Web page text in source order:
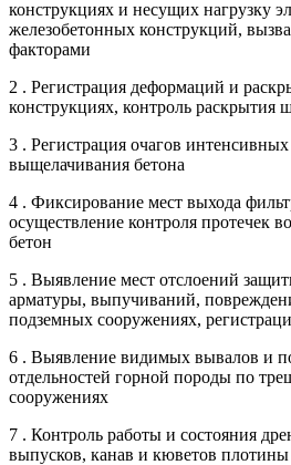
конструкциях и несущих нагрузку
железобетонных конструкций,
факторами
2 . Регистрация деформаций и
конструкциях, контроль раскрытия
3 . Регистрация очагов
выщелачивания бетона
4 . Фиксирование мест выхода
осуществление контроля протечек
бетон
5 . Выявление мест отслоений
арматуры, выпучиваний,
подземных сооружениях,
6 . Выявление видимых вывалов и
отдельностей горной породы по
сооружениях
7 . Контроль работы и состояния
выпусков, канав и кюветов